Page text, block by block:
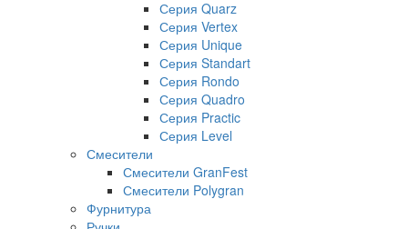
Серия Quarz
Серия Vertex
Серия Unique
Серия Standart
Серия Rondo
Серия Quadro
Серия Practic
Серия Level
Смесители
Смесители GranFest
Смесители Polygran
Фурнитура